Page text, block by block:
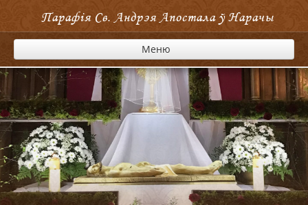
Парафія Cв. Андрэя Апостала ў Нарачы
Меню